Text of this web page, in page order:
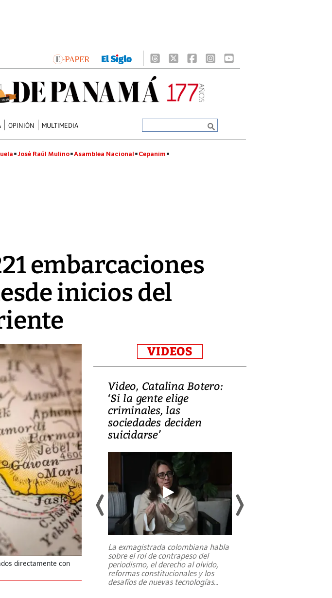
OPINIÓN MULTIMEDIA
José Raúl Mulino Asamblea Nacional Cepanim
embarcaciones
inicios del
directamente con
VIDEOS
Terremoto
y graves
Kumamoto
de magnitud
este martes 28 de
de Kumamoto,
provocando una
gran...
Video, Catalina Botero:
‘Si la gente elige
criminales, las
sociedades deciden
suicidarse’
La exmagistrada colombiana habla
sobre el rol de contrapeso del
periodismo, el derecho al olvido,
reformas constitucionales y los
desafíos de nuevas tecnologías...